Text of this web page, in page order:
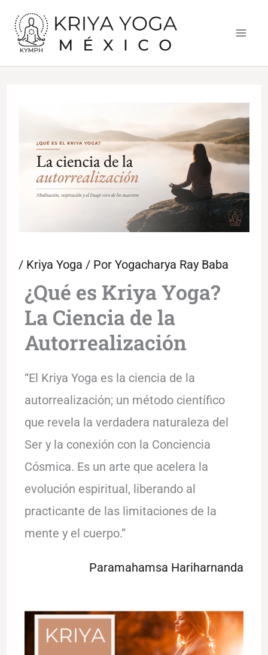
contenido
/ Kriya Yoga / Por Yogacharya Ray Baba
¿Qué es Kriya Yoga?
La Ciencia de la
Autorrealización
“El Kriya Yoga es la ciencia de la
autorrealización; un método científico
que revela la verdadera naturaleza del
Ser y la conexión con la Conciencia
Cósmica. Es un arte que acelera la
evolución espiritual, liberando al
practicante de las limitaciones de la
mente y el cuerpo.”
Paramahamsa Hariharnanda